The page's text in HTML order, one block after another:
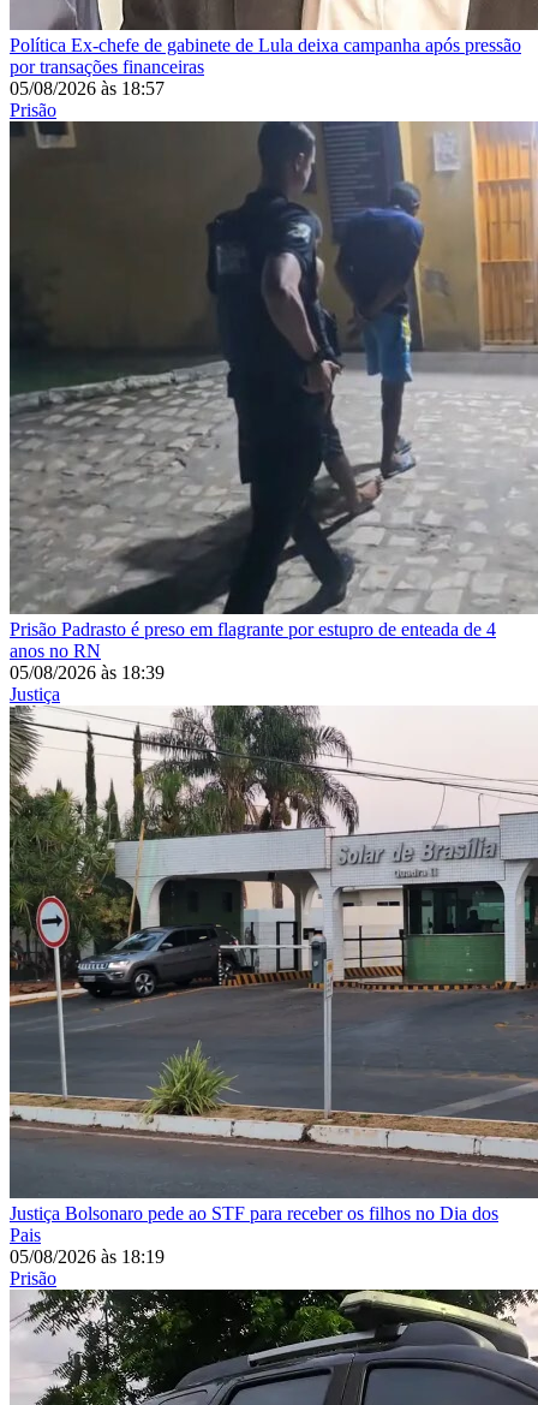
Política Ex-chefe de gabinete de Lula deixa campanha após pressão
por transações financeiras
05/08/2026 às 18:57
Prisão
Prisão Padrasto é preso em flagrante por estupro de enteada de 4
anos no RN
05/08/2026 às 18:39
Justiça
Justiça Bolsonaro pede ao STF para receber os filhos no Dia dos
Pais
05/08/2026 às 18:19
Prisão